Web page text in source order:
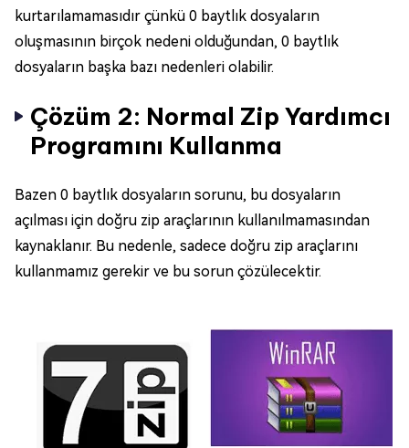
kurtarılamamasıdır çünkü 0 baytlık dosyaların
oluşmasının birçok nedeni olduğundan, 0 baytlık
dosyaların başka bazı nedenleri olabilir.
Çözüm 2: Normal Zip Yardımcı
Programını Kullanma
Bazen 0 baytlık dosyaların sorunu, bu dosyaların
açılması için doğru zip araçlarının kullanılmamasından
kaynaklanır. Bu nedenle, sadece doğru zip araçlarını
kullanmamız gerekir ve bu sorun çözülecektir.